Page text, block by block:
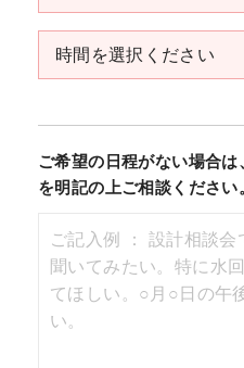
ご希望の日程がない場合
を明記の上ご相談ください。